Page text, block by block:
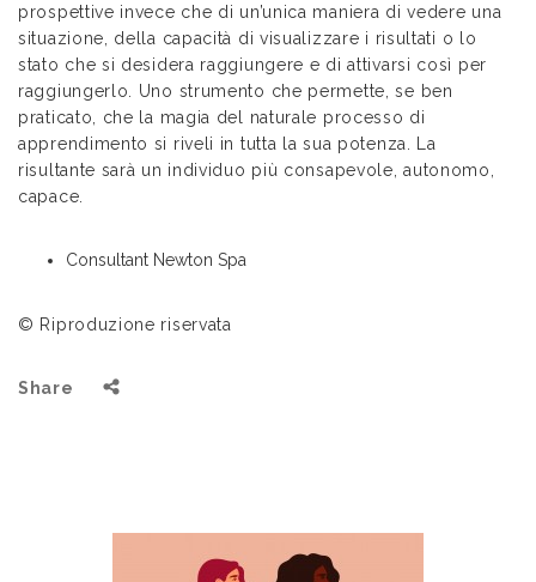
prospettive invece che di un’unica maniera di vedere una
situazione, della capacità di visualizzare i risultati o lo
stato che si desidera raggiungere e di attivarsi così per
raggiungerlo. Uno strumento che permette, se ben
praticato, che la magia del naturale processo di
apprendimento si riveli in tutta la sua potenza. La
risultante sarà un individuo più consapevole, autonomo,
capace.
Consultant Newton Spa
© Riproduzione riservata
Share